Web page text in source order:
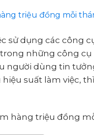
dụng các công
những công cụ
người dùng tin
suất làm việc,